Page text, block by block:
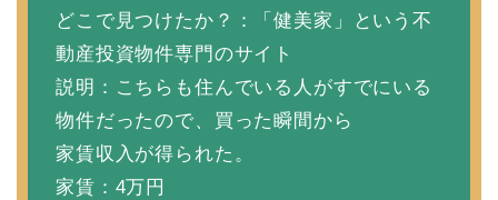
どこで見つけたか？：「健美家」という不
動産投資物件専門のサイト
説明：こちらも住んでいる人がすでにいる
物件だったので、買った瞬間から
家賃収入が得られた。
家賃：4万円